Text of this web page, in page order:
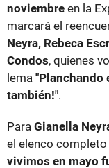
noviembre en la
marcará el
Neyra, Rebeca
Condos, quienes
lema "Planchando
también!".
Para Gianella
el elenco
vivimos en mayo